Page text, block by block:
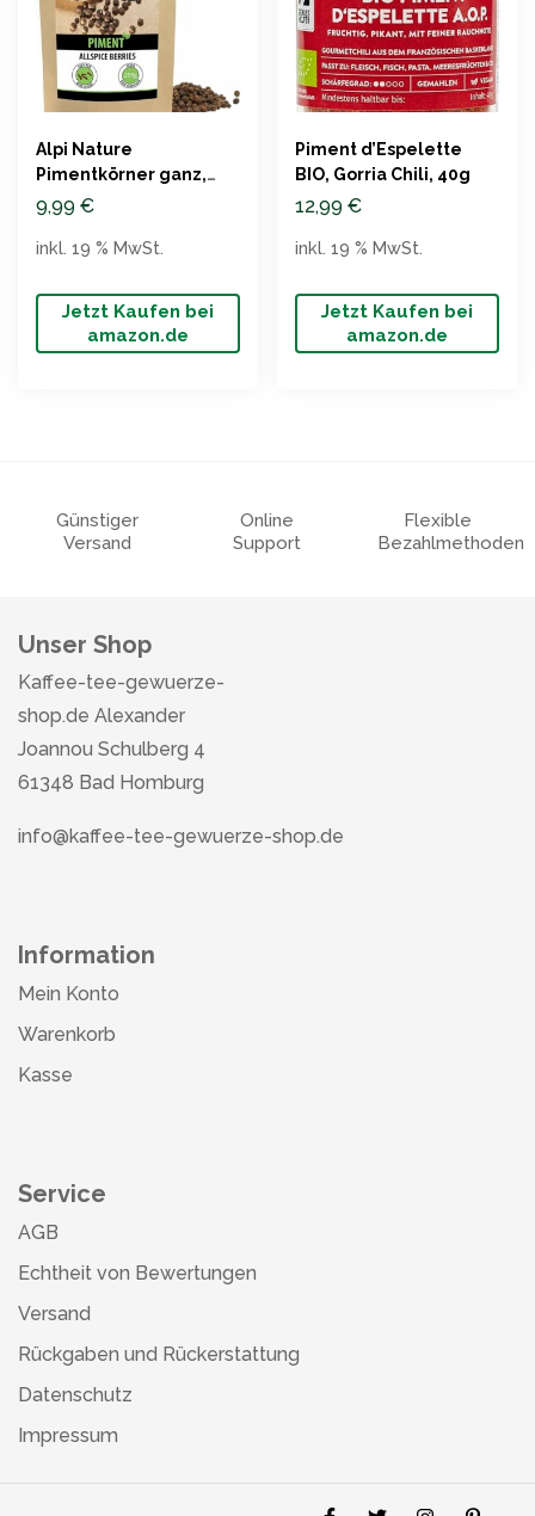
Alpi Nature
Pimentkörner ganz,
250g, 100% naturrein
9,99 €
Jetzt Kaufen bei
amazon.de
inkl. 19 % MwSt.
Piment d’Espelette
BIO, Gorria Chili, 40g
12,99 €
Jetzt Kaufen bei
amazon.de
inkl. 19 % MwSt.
Günstiger
Versand
Online
Support
Flexible
Bezahlmethoden
Unser Shop
Kaffee-tee-gewuerze-
shop.de Alexander
Joannou Schulberg 4
61348 Bad Homburg
info@kaffee-tee-gewuerze-shop.de
Information
Mein Konto
Warenkorb
Kasse
Service
AGB
Echtheit von Bewertungen
Versand
Rückgaben und Rückerstattung
Datenschutz
Impressum